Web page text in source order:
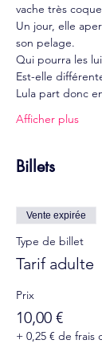
vache très
Un jour, elle
son pelage.
Qui pourra les
Est-elle
Lula part donc
Afficher plus
Billets
Vente expirée
Type de billet
Tarif adulte
Prix
10,00 €
+ 0,25 € de frais